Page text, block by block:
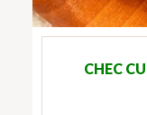
CHEC